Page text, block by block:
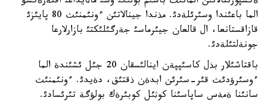
الما باعئندا وسئرئلةدئ. مذندا جينالاتئن ءونئمنئث 80 پايئزئ
قازاقستانعا، ال قالعان جيئرماسئ جةرگئلئكتئ بازارلارعا
جونةلتئلةدئ.
باقتاشئلار بذل كاسئپپةن اينالئسقان 20 جئل ئشئندة الما
ءوسئرؤدئث قئر-سئرئن ابدةن ذقتئق، دةيدئ. ءونئمنئث
سانئنا ةمةس ساپاسئنا كوثئل كوبئرةك بولؤگة تئرئسادئ.